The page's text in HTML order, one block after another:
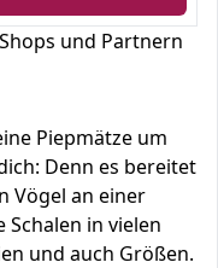
und Partnern
Piepmätze um
Denn es bereitet
Vögel an einer
Schalen in vielen
und auch Größen.